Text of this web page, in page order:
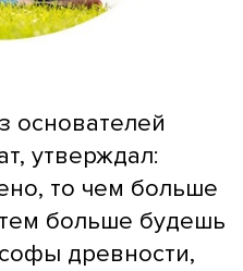
основателей
утверждал:
то чем больше
больше будешь
древности,